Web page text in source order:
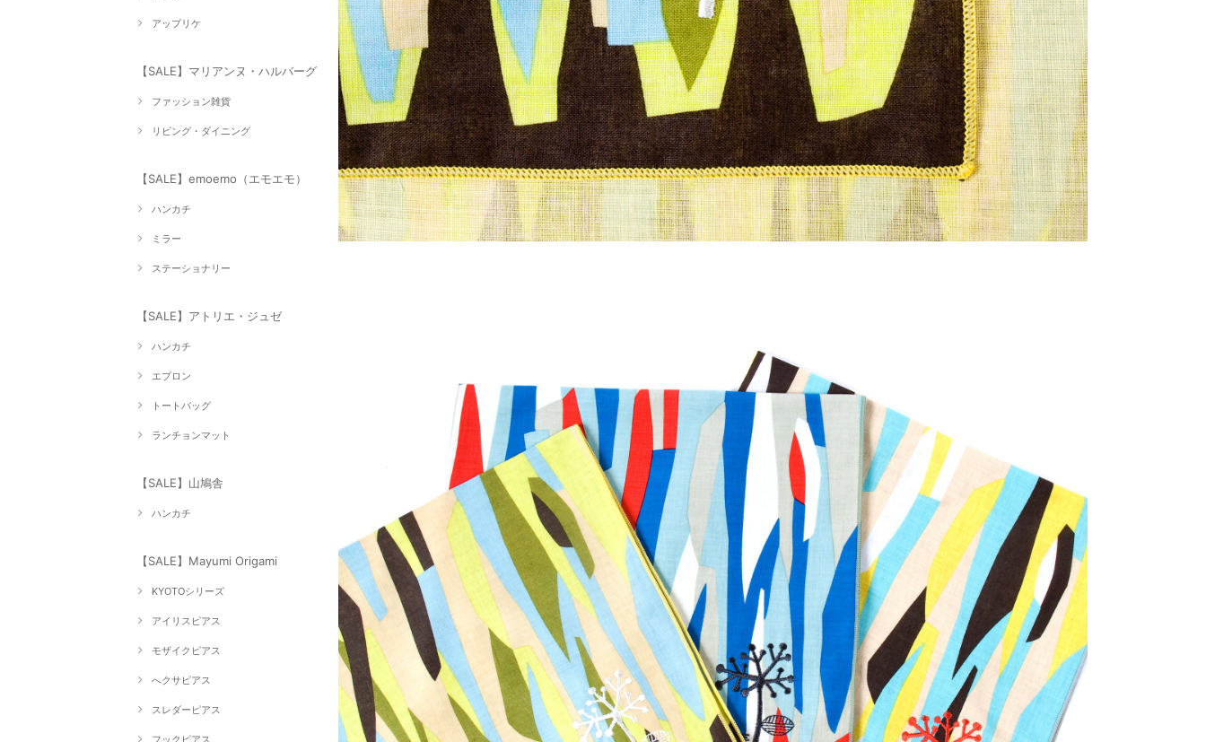
アップリケ
【SALE】マリアンヌ・ハルバーグ
ファッション雑貨
リビング・ダイニング
【SALE】emoemo（エモエモ）
ハンカチ
ミラー
ステーショナリー
【SALE】アトリエ・ジュゼ
ハンカチ
エプロン
トートバッグ
ランチョンマット
【SALE】山鳩舎
ハンカチ
【SALE】Mayumi Origami
KYOTOシリーズ
アイリスピアス
モザイクピアス
へクサピアス
スレダーピアス